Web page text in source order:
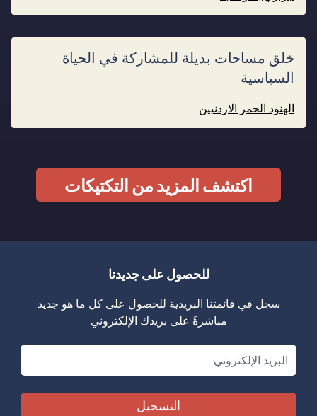
خلق مساحات بديلة للمشاركة في الحياة
السياسية
الهنود الحمر الاردنيين
اكتشف المزيد من التكتيكات
للحصول على جديدنا
سجل في قائمتنا البريدية للحصول على كل ما هو جديد
مباشرةً على بريدك الإلكتروني
Email